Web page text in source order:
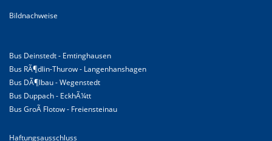
Bildnachweise
Bus Deinstedt - Emtinghausen
Bus RÃ¶dlin-Thurow - Langenhanshagen
Bus DÃ¶lbau - Wegenstedt
Bus Duppach - EckhÃ¼tt
Bus GroÃ Flotow - Freiensteinau
Haftungsausschluss